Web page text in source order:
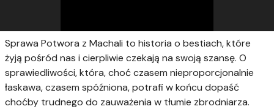
Sprawa Potwora z Machali to historia o bestiach, które
żyją pośród nas i cierpliwie czekają na swoją szansę. O
sprawiedliwości, która, choć czasem nieproporcjonalnie
łaskawa, czasem spóźniona, potrafi w końcu dopaść
choćby trudnego do zauważenia w tłumie zbrodniarza.